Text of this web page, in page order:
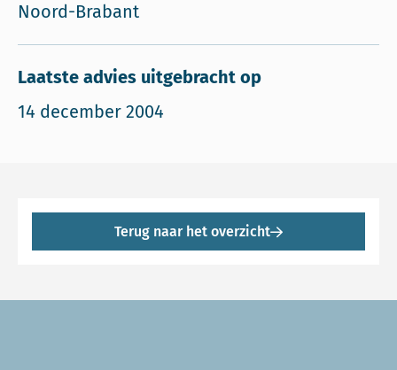
Noord-Brabant
Laatste advies uitgebracht op
14 december 2004
Terug naar het overzicht